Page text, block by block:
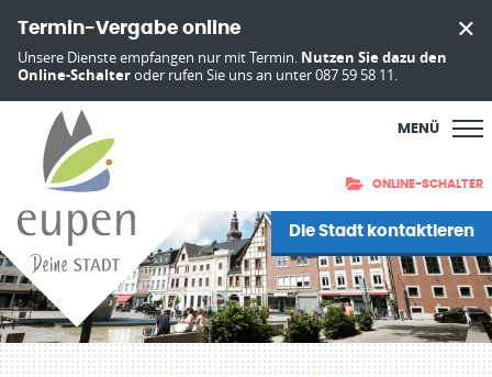
Termin-Vergabe online
Unsere Dienste empfangen nur mit Termin. Nutzen Sie dazu den
Online-Schalteroder rufen Sie uns an unter 087 59 58 11.
MENÜ
ONLINE-SCHALTER
Die Stadt kontaktieren